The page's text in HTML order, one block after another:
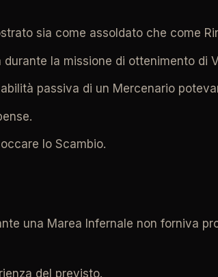
sia come assoldato che come
la missione di ottenimento di
passiva di un Mercenario
lo Scambio.
una Marea Infernale non forniva
del previsto.